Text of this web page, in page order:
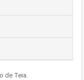
de Teia.